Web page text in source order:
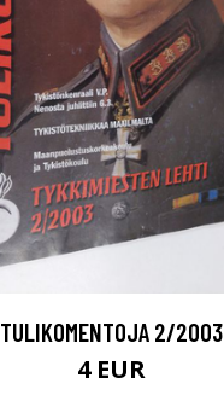
TULIKOMENTOJA 2/2003
4 EUR